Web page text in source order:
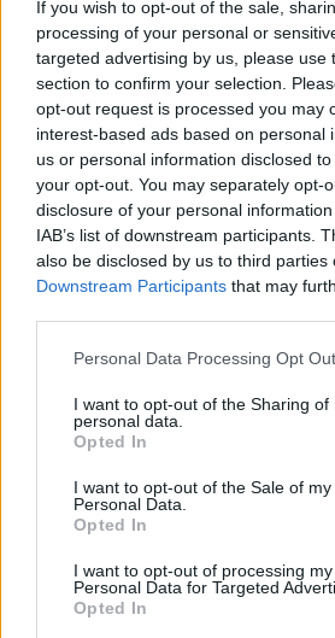
If you wish to opt-out of the sale,
processing of your personal or
targeted advertising by us, please use
section to confirm your selection.
opt-out request is processed you may
interest-based ads based on personal
us or personal information disclosed
your opt-out. You may separately opt-
disclosure of your personal
IAB’s list of downstream participants.
also be disclosed by us to third parties
Downstream Participants that may
Please note that this website/app uses
not limited to your visit or usage
grant or deny consent to Google and
use your data for below specified
consent section.
Personal Data Processing Opt
I want to opt-out of the Sharing of
personal data.
Opted In
I want to opt-out of the Sale of my
Personal Data.
Opted In
I want to opt-out of processing my
Personal Data for Targeted
Opted In
Andrea Conforti · 6 Ago 2026
CALCIO
Il ritorno di Raul Jimenez al
passione
PIÙ LETTI